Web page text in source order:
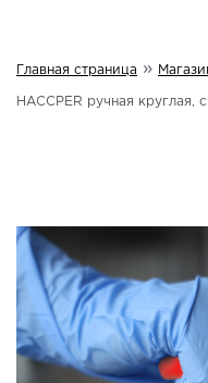
Главная страница »
HACCPER ручная круглая,